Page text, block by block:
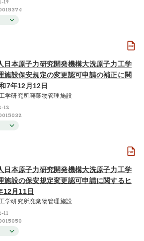
さらに表示する
19
日本原子力研究開発機構大洗原子力工学
施設保安規定の変更認可申請の補正に関
7年12月12日
学研究所廃棄物管理施設
12
日本原子力研究開発機構大洗原子力工学
施設の保安規定変更認可申請に関するヒ
12月11日
学研究所廃棄物管理施設
11